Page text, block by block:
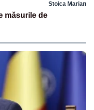
Stoica Marian
măsurile de